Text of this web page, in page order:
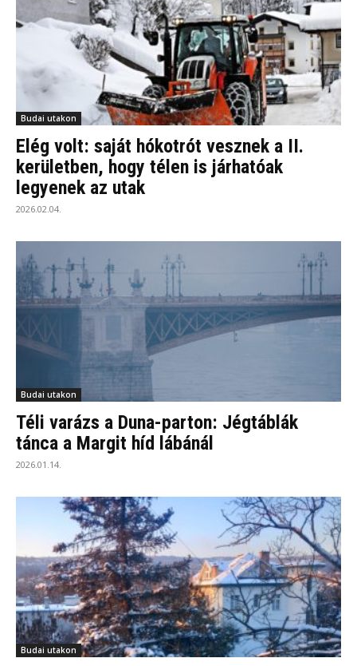
Budai utakon
Elég volt: saját hókotrót vesznek a II.
kerületben, hogy télen is járhatóak
legyenek az utak
2026.02.04.
Budai utakon
Téli varázs a Duna-parton: Jégtáblák
tánca a Margit híd lábánál
2026.01.14.
Budai utakon